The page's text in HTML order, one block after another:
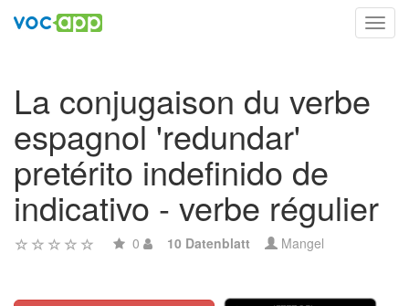
La conjugaison du verbe
espagnol 'redundar'
pretérito indefinido de
indicativo - verbe régulier
0 10 Datenblatt Mangel